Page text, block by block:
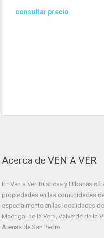
consultar precio
Acerca de VEN A VER
En Ven a Ver. Rústicas y Urbanas
propiedades en las comunidades
especialmente en las localidades
Madrigal de la Vera, Valverde de la
Arenas de San Pedro.